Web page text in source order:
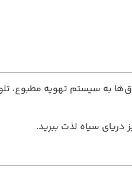
به سیستم تهویه مطبوع،
دریای سیاه لذت ببرید.